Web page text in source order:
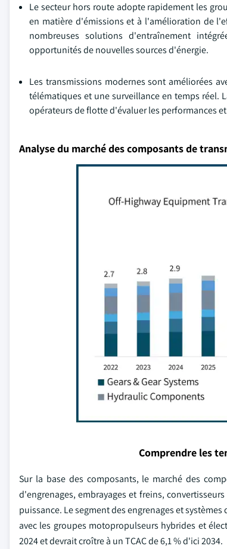
Le secteur hors route adopte rapidement les
en matière d'émissions et à l'amélioration de
nombreuses solutions d'entraînement
opportunités de nouvelles sources d'énergie.
Les transmissions modernes sont améliorées
télématiques et une surveillance en temps
opérateurs de flotte d'évaluer les performances
Analyse du marché des composants de
Comprendre les
Sur la base des composants, le marché des
d'engrenages, embrayages et freins,
puissance. Le segment des engrenages et
avec les groupes motopropulseurs hybrides et
2024 et devrait croître à un TCAC de 6,1 % d'ici 2034.